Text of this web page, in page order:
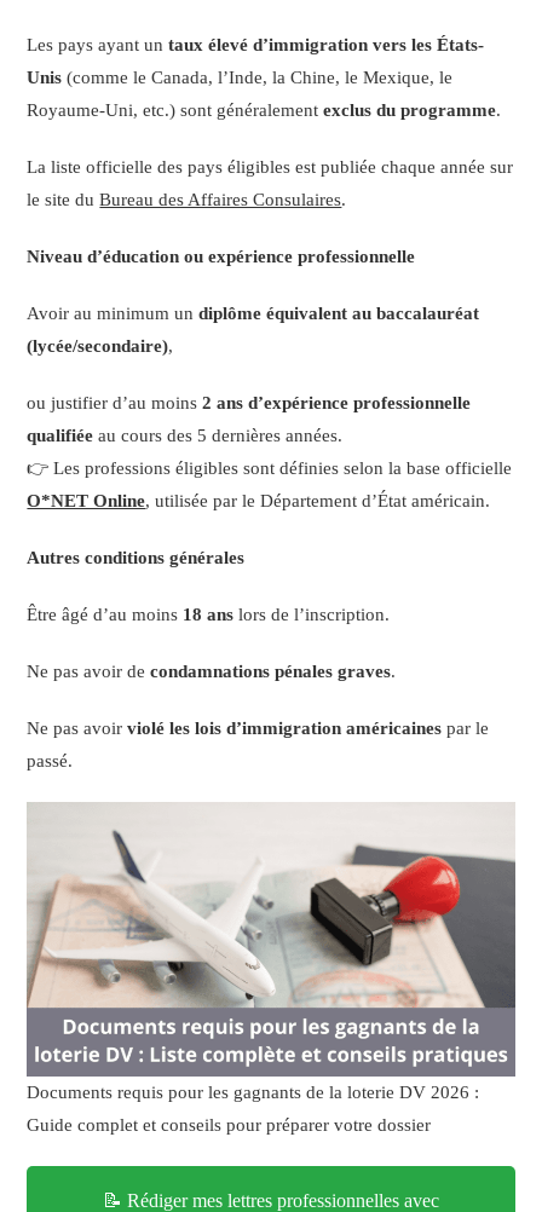
Les pays ayant untaux élevé d’immigration vers les États-
Unis (comme le Canada, l’Inde, la Chine, le Mexique, le
Royaume-Uni, etc.) sont généralementexclus du programme.
La liste officielle des pays éligibles est publiée chaque année sur
le site duBureau des Affaires Consulaires.
Niveau d’éducation ou expérience professionnelle
Avoir au minimum undiplôme équivalent au baccalauréat
(lycée/secondaire),
ou justifier d’au moins2 ans d’expérience professionnelle
qualifiée au cours des 5 dernières années.
👉 Les professions éligibles sont définies selon la base officielle
O*NET Online, utilisée par le Département d’État américain.
Autres conditions générales
Être âgé d’au moins 18 ans lors de l’inscription.
Ne pas avoir decondamnations pénales graves.
Ne pas avoirviolé les lois d’immigration américaines par le
passé.
Documents requis pour les gagnants de la loterie DV 2026 :
Guide complet et conseils pour préparer votre dossier
📝 Rédiger mes lettres professionnelles avec